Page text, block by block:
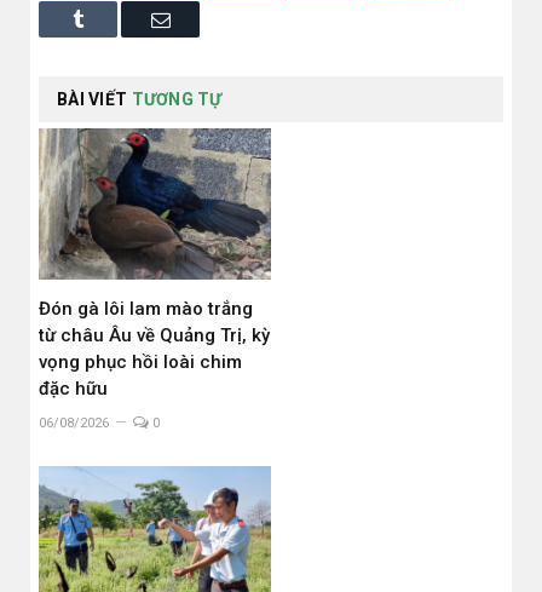
Tumblr Email
BÀI VIẾT TƯƠNG TỰ
Đón gà lôi lam mào trắng
từ châu Âu về Quảng Trị, kỳ
vọng phục hồi loài chim
đặc hữu
06/08/2026 0